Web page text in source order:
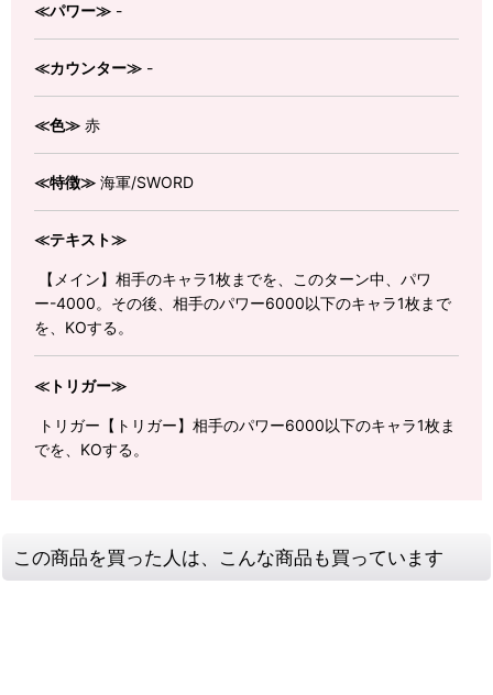
≪パワー≫ -
≪カウンター≫ -
≪色≫ 赤
≪特徴≫ 海軍/SWORD
≪テキスト≫
【メイン】相手のキャラ1枚までを、このターン中、パワ
ー-4000。その後、相手のパワー6000以下のキャラ1枚まで
を、KOする。
≪トリガー≫
トリガー【トリガー】相手のパワー6000以下のキャラ1枚ま
でを、KOする。
この商品を買った人は、こんな商品も買っています